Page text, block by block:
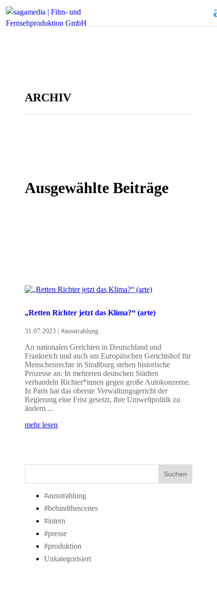
ARCHIV
Ausgewählte Beiträge
„Retten Richter jetzt das Klima?“ (arte)
31.07.2023 |#ausstrahlung
An nationalen Gerichten in Deutschland und
Frankreich und auch am Europäischen Gerichtshof für
Menschenrechte in Straßburg stehen historische
Prozesse an: In mehreren deutschen Städten
verhandeln Richter*innen gegen große Autokonzerne.
In Paris hat das oberste Verwaltungsgericht der
Regierung eine Frist gesetzt, ihre Umweltpolitik zu
ändern....
mehr lesen
Suchen
#ausstrahlung
#behindthescenes
#intern
#presse
#produktion
Unkategorisiert